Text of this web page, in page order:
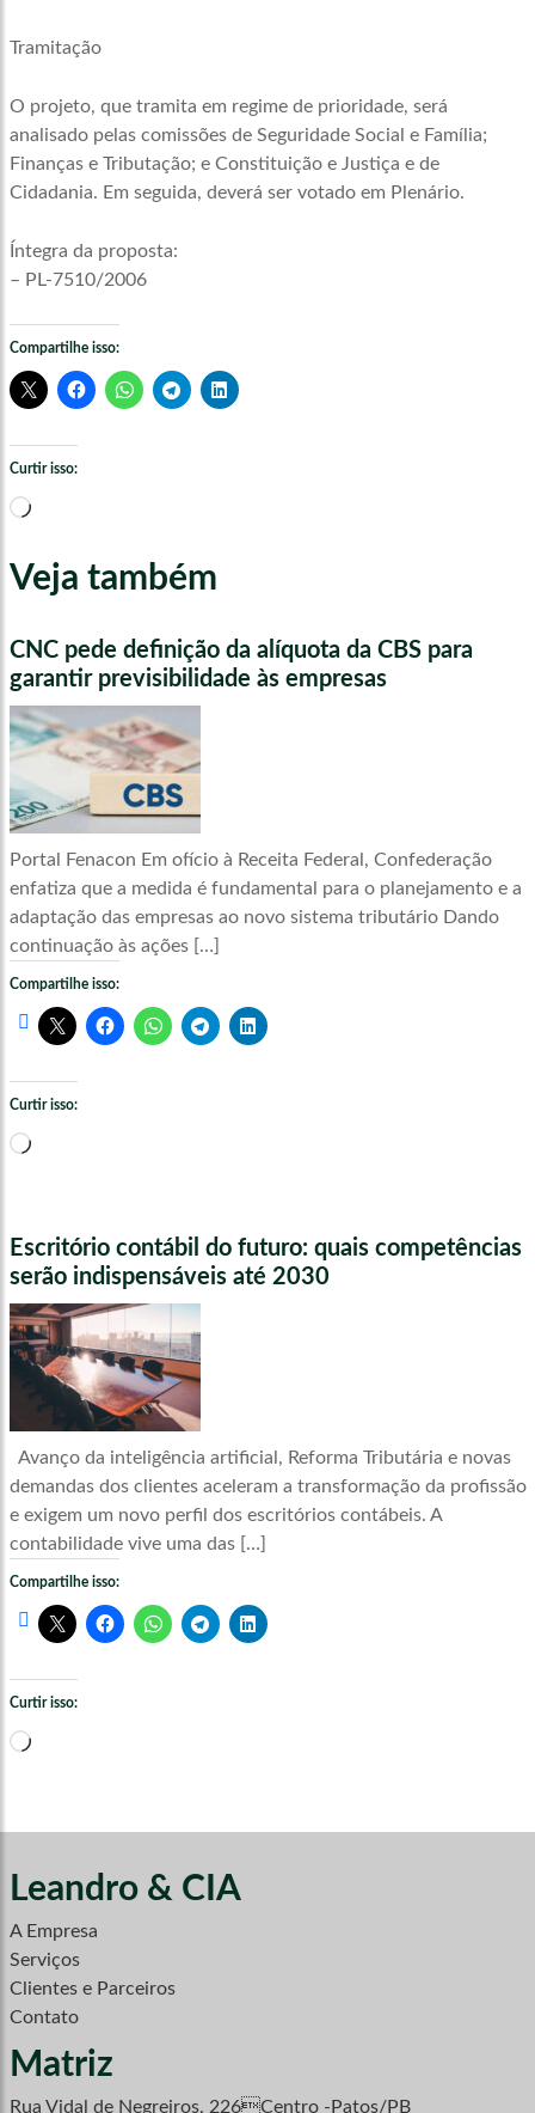
Tramitação
O projeto, que tramita em regime de prioridade, será
analisado pelas comissões de Seguridade Social e Família;
Finanças e Tributação; e Constituição e Justiça e de
Cidadania. Em seguida, deverá ser votado em Plenário.
Íntegra da proposta:
– PL-7510/2006
Compartilhe isso:
Curtir isso:
Carregando...
Veja também
CNC pede definição da alíquota da CBS para
garantir previsibilidade às empresas
Portal Fenacon Em ofício à Receita Federal, Confederação
enfatiza que a medida é fundamental para o planejamento e a
adaptação das empresas ao novo sistema tributário Dando
continuação às ações […]
Compartilhe isso:
Curtir isso:
Carregando...
Escritório contábil do futuro: quais competências
serão indispensáveis até 2030
Avanço da inteligência artificial, Reforma Tributária e novas
demandas dos clientes aceleram a transformação da profissão
e exigem um novo perfil dos escritórios contábeis. A
contabilidade vive uma das […]
Compartilhe isso:
Curtir isso:
Carregando...
Leandro & CIA
A Empresa
Serviços
Clientes e Parceiros
Contato
Matriz
Rua Vidal de Negreiros, 226Centro -Patos/PB